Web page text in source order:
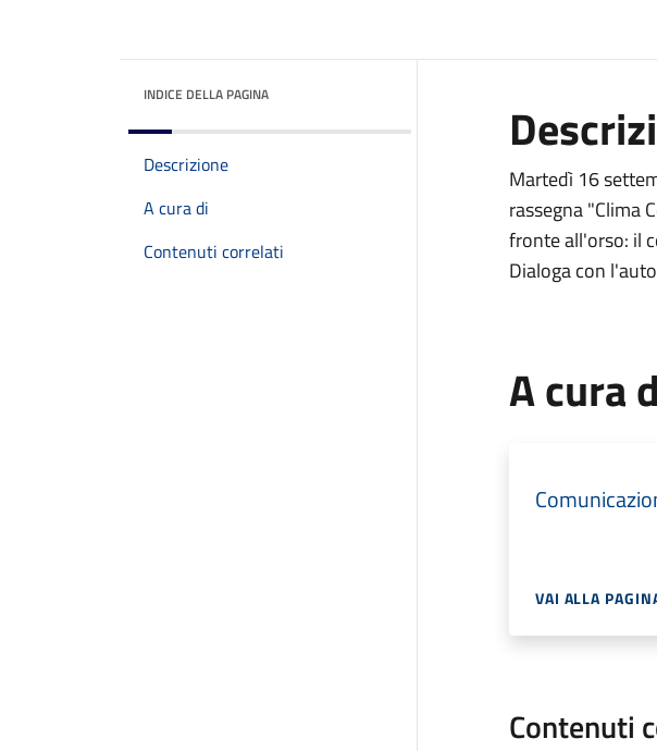
INDICE DELLA PAGINA
Descrizione
A cura di
Contenuti correlati
Martedì 16
rassegna "Clima
fronte all'orso: il
Dialoga con
A cura
VAI ALLA
Contenuti